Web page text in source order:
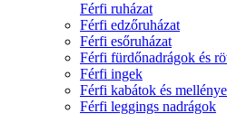
Férfi ruházat
Férfi edzőruházat
Férfi esőruházat
Férfi fürdőnadrágok és
Férfi ingek
Férfi kabátok és
Férfi leggings nadrágok